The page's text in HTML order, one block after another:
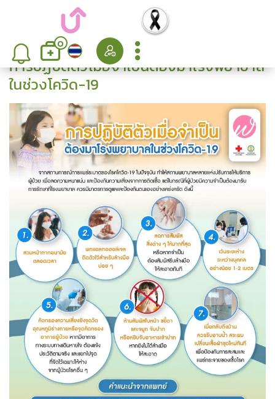
0
การปฏิบัติตัวเมื่อจำเป็นต้องมาโรงพยาบาล
ในช่วงโควิด-19